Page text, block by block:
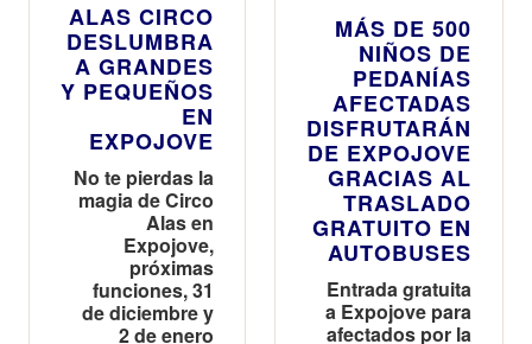
ALAS CIRCO
DESLUMBRA
A GRANDES
Y PEQUEÑOS
EN
EXPOJOVE
No te pierdas la
magia de Circo
Alas en
Expojove,
próximas
funciones, 31
de diciembre y
2 de enero
MÁS DE 500
NIÑOS DE
PEDANÍAS
AFECTADAS
DISFRUTARÁN
DE EXPOJOVE
GRACIAS AL
TRASLADO
GRATUITO EN
AUTOBUSES
Entrada gratuita
a Expojove para
afectados por la